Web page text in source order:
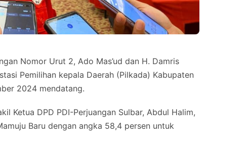
Nomor Urut 2, Ado Mas’ud dan H. Damris
Pemilihan kepala Daerah (Pilkada) Kabupaten
2024 mendatang.
Ketua DPD PDI-Perjuangan Sulbar, Abdul Halim,
Baru dengan angka 58,4 persen untuk